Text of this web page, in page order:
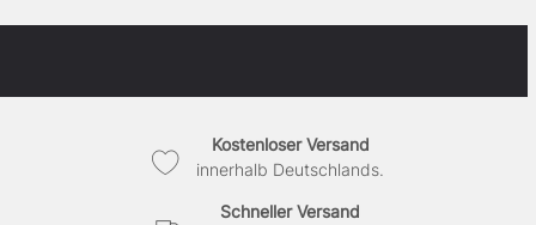
Kostenloser Versand
innerhalb Deutschlands.
Schneller Versand